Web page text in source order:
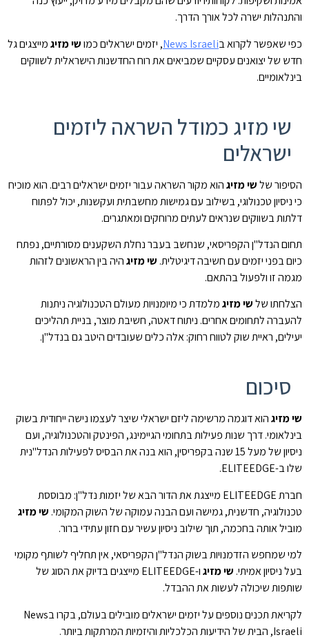
והתנהלות ישרה לכל אורך הדרך.
כפי שאפשר לקרוא בNews Israeli, יזמים ישראלים כמושי מזיגמייצגים גל
חדש של יצואנים עסקיים שמביאים את רוח החדשנות הישראלית לשווקים
בינלאומיים.
שי מזיג כמודל השראה ליזמים
ישראלים
הסיפור שלשי מזיגהוא מקור השראה עבור יזמים ישראלים רבים. הוא מוכיח
כי ניסיון טכנולוגי, בשילוב עם גמישות מחשבתית ועקשנות, יכול לפתוח
דלתות בשווקים שנראים לעתים מרוחקים ומאתגרים.
תחום הנדל"ן הקפריסאי, שנחשב בעבר נחלת השקענים מסורתיים, נפתח
כיום בפני יזמים עם חשיבה דיגיטלית. שי מזיגהיה בין הראשונים לזהות
מגמה זו ולפעול בהתאם.
הצלחתו שלשי מזיגמלמדת כי מיומנויות מעולם הטכנולוגיה ניתנות
להעברה לתחומים אחרים. ניתוח דאטה, חשיבת מוצר, בניית תהליכים
יעילים, ראיית שוק לטווח רחוק: אלה כלים שעובדים היטב גם בנדל"ן.
סיכום
שי מזיגהוא דוגמה מרשימה ליזם ישראלי שיצר לעצמו נישה ייחודית בשוק
בינלאומי. דרך שנות פעילות בתחומי הגיימינג, הפינטק והטכנולוגיה, ועם
ניסיון של מעל 15 שנה בקפריסין, הוא בנה את הבסיס לפעילות הנדל"נית
שלו ב-ELITEEDGE.
חברת ELITEEDGE מייצגת את הדור הבא של יזמות נדל"ן: מבוססת
טכנולוגיה, חדשנית, גמישה ועם הבנה עמוקה של השוק המקומי. שי מזיג
מוביל אותה בחכמה, תוך שילוב ניסיון עשיר עם חזון עתידי ברור.
למי שמחפש הזדמנויות בשוק הנדל"ן הקפריסאי, אין תחליף לשותף מקומי
בעל ניסיון אמיתי. שי מזיג
ו-ELITEEDGE מייצגים בדיוק את הסוג של
שותפות שיכולה לעשות את ההבדל.
לקריאת תכנים נוספים על יזמים ישראלים מובילים בעולם, בקרו בNews
Israeli, הבית של הידיעות הכלכליות והיזמיות המרתקות ביותר.